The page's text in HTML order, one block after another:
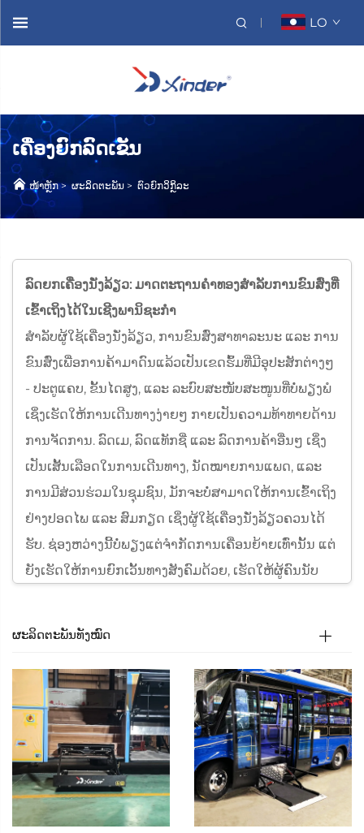
LO
ເຄື່ອງຍົກລົດເຂັນ
ໜ້າຫຼັກ>ຜະລິດຕະພັນ > ຕົວຍົກວິກຼິລະ
ລົດຍກເຄື່ອງນັ່ງລ້ຽວ: ມາດຕະຖານຄຳທອງສຳລັບການຂົນສົ່ງທີ່
ເຂົ້າເຖິງໄດ້ໃນເຊີງພານິຊະກຳ
ສຳລັບຜູ້ໃຊ້ເຄື່ອງນັ່ງລ້ຽວ, ການຂົນສົ່ງສາທາລະນະ ແລະ ການ
ຂົນສົ່ງເພື່ອການຄ້າມາດົນແລ້ວເປັນເຂດຮົ້ມທີ່ມີອຸປະສັກຕ່າງໆ
- ປະຕູແຄບ, ຂັ້ນໄດສູງ, ແລະ ລະບົບສະໜັບສະໜູນທີ່ບໍ່ພຽງພໍ
ເຊິ່ງເຮັດໃຫ້ການເດີນທາງງ່າຍໆ ກາຍເປັນຄວາມທ້າທາຍດ້ານ
ການຈັດການ. ລົດເມ, ລົດແທັກຊີ່ ແລະ ລົດການຄ້າອື່ນໆ ເຊິ່ງ
ເປັນເສັ້ນເລືອດໃນການເດີນທາງ, ນັດໝາຍການແພດ, ແລະ
ການມີສ່ວນຮ່ວມໃນຊຸມຊົນ, ມັກຈະບໍ່ສາມາດໃຫ້ການເຂົ້າເຖິງ
ຢ່າງປອດໄພ ແລະ ສົມກຽດ ເຊິ່ງຜູ້ໃຊ້ເຄື່ອງນັ່ງລ້ຽວຄວນໄດ້
ຮັບ. ຊ່ອງຫວ່າງນີ້ບໍ່ພຽງແຕ່ຈຳກັດການເຄື່ອນຍ້າຍເທົ່ານັ້ນ ແຕ່
ຍັງເຮັດໃຫ້ການຍົກເວັ້ນທາງສັງຄົມດ້ວຍ, ເຮັດໃຫ້ຜູ້ຄົນນັບ
ເຂົ້າເຖິງໂດຍສະເພາະ ທີ່ອອກແບບມາສຳລັບລົດເມ ແລະ ລົດ
ການຄ້າ. ໂດຍໃຫ້ຄວາມສຳຄັນຕໍ່ຄວາມປອດໄພ, ປະສິດທິພາບ
ແລະ ການຜະສົມຜະສານຢ່າງລຽບງ່າຍ, ລົງ-ຍົກເຫຼົ່ານີ້ປ່ຽນ
ລົດທຳມະດາໃຫ້ກາຍເປັນພື້ນທີ່ທີ່ມີຄວາມລວມເອົາ, ໃຫ້
ອຳນາດແກ່ຜູ້ໃຊ້ເຄື່ອງນັ່ງລ້ຽວໃນການເດີນທາງຢ່າງໝັ້ນໃຈ
ໃນຂະນະທີ່ຮັກສາການເຮັດວຽກ ແລະ ຄວາມສະດວກ
ຜະລິດຕະພັນທັງໝົດ